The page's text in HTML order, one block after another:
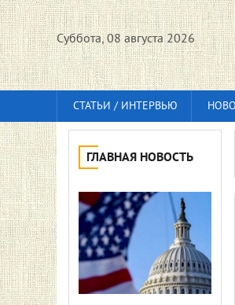
Суббота, 08 августа 2026
СТАТЬИ / ИНТЕРВЬЮ
ГЛАВНАЯ НОВОСТЬ